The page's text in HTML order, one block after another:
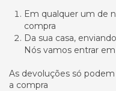
Em qualquer um de
compra
Da sua casa,
Nós vamos entrar
As devoluções só
a compra